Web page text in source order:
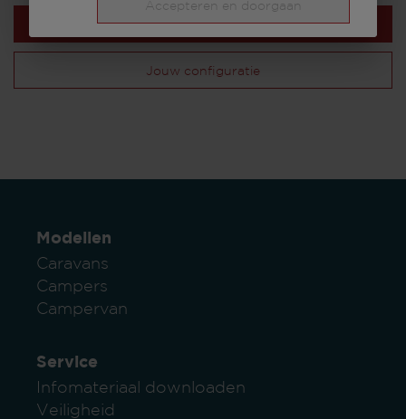
Volgende stap
Jouw configuratie
Modellen
Caravans
Campers
Campervan
Service
Infomateriaal downloaden
Veiligheid
Accepteren en doorgaan